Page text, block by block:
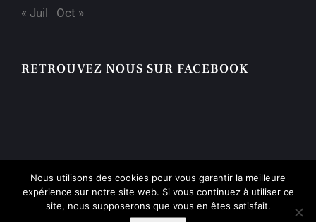
« Juil
Oct »
RETROUVEZ NOUS SUR FACEBOOK
Lycée Melizan | 1908 -2026 | Tous droits réservés |Mentions
Nous utilisons des cookies pour vous garantir la meilleure
expérience sur notre site web. Si vous continuez à utiliser ce
site, nous supposerons que vous en êtes satisfait.